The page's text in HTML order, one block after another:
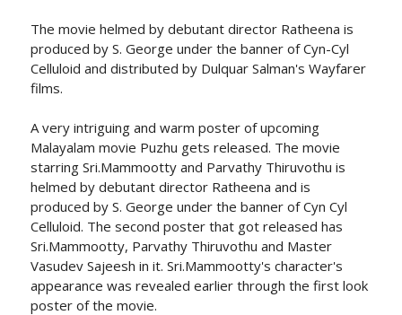
The movie helmed by debutant director Ratheena is
produced by S. George under the banner of Cyn-Cyl
Celluloid and distributed by Dulquar Salman's Wayfarer
films.
A very intriguing and warm poster of upcoming
Malayalam movie Puzhu gets released. The movie
starring Sri.Mammootty and Parvathy Thiruvothu is
helmed by debutant director Ratheena and is
produced by S. George under the banner of Cyn Cyl
Celluloid. The second poster that got released has
Sri.Mammootty, Parvathy Thiruvothu and Master
Vasudev Sajeesh in it. Sri.Mammootty's character's
appearance was revealed earlier through the first look
poster of the movie.